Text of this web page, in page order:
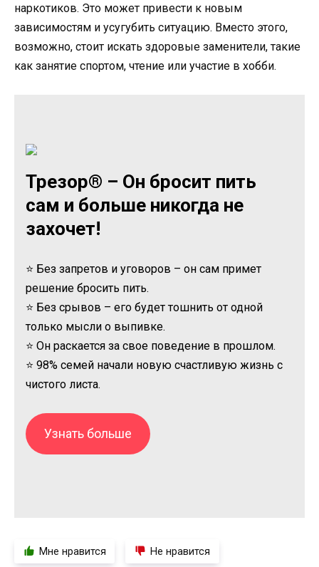
наркотиков. Это может привести к новым
зависимостям и усугубить ситуацию. Вместо этого,
возможно, стоит искать здоровые заменители, такие
как занятие спортом, чтение или участие в хобби.
Трезор® – Он бросит пить
сам и больше никогда не
захочет!
⭐ Без запретов и уговоров – он сам примет
решение бросить пить.
⭐ Без срывов – его будет тошнить от одной
только мысли о выпивке.
⭐ Он раскается за свое поведение в прошлом.
⭐ 98% семей начали новую счастливую жизнь с
чистого листа.
Узнать больше
Мне нравится Не нравится